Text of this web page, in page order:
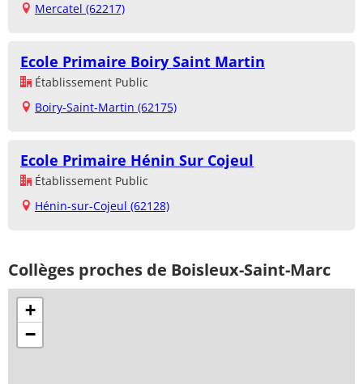
Mercatel (62217)
Ecole Primaire Boiry Saint Martin
Établissement Public
Boiry-Saint-Martin (62175)
Ecole Primaire Hénin Sur Cojeul
Établissement Public
Hénin-sur-Cojeul (62128)
Collèges proches de Boisleux-Saint-Marc
+
−